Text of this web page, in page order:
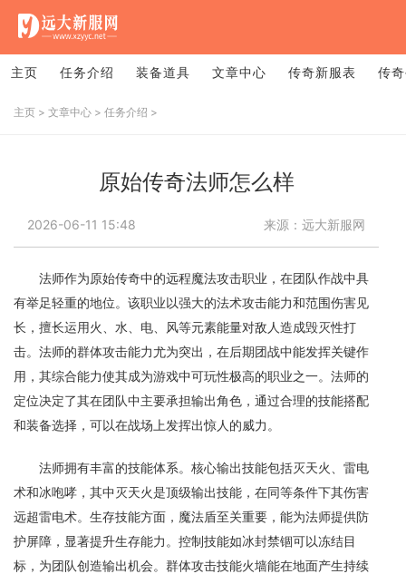
主页 任务介绍 装备道具 文章中心 传奇新服表 传
主页 > 文章中心 > 任务介绍 >
原始传奇法师怎么样
2026-06-11 15:48 来源：远大新服网
法师作为原始传奇中的远程魔法攻击职业，在团队作战中具
有举足轻重的地位。该职业以强大的法术攻击能力和范围伤害见
长，擅长运用火、水、电、风等元素能量对敌人造成毁灭性打
击。法师的群体攻击能力尤为突出，在后期团战中能发挥关键作
用，其综合能力使其成为游戏中可玩性极高的职业之一。法师的
定位决定了其在团队中主要承担输出角色，通过合理的技能搭配
和装备选择，可以在战场上发挥出惊人的威力。
法师拥有丰富的技能体系。核心输出技能包括灭天火、雷电
术和冰咆哮，其中灭天火是顶级输出技能，在同等条件下其伤害
远超雷电术。生存技能方面，魔法盾至关重要，能为法师提供防
护屏障，显著提升生存能力。控制技能如冰封禁锢可以冻结目
标，为团队创造输出机会。群体攻击技能火墙能在地面产生持续